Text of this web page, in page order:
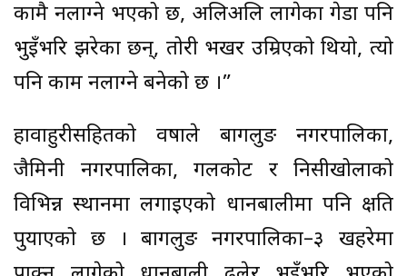
कामै नलाग्ने भएको छ, अलिअलि लागेका गेडा पनि
भुइँभरि झरेका छन्, तोरी भर्खर उम्रिएको थियो, त्यो
पनि काम नलाग्ने बनेको छ ।”
हावाहुरीसहितको वर्षाले बागलुङ नगरपालिका,
जैमिनी नगरपालिका, गलकोट र निसीखोलाको
विभिन्न स्थानमा लगाइएको धानबालीमा पनि क्षति
पुर्याएको छ । बागलुङ नगरपालिका–३ खहरेमा